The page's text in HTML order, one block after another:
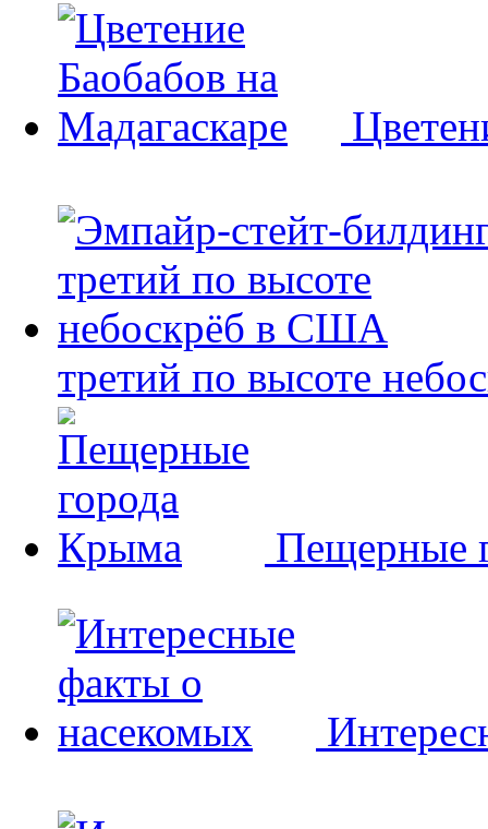
третий по высоте
Пещерные